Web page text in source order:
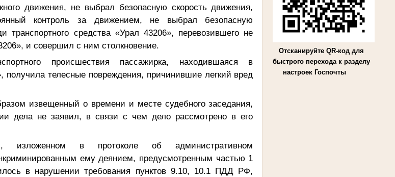
Отсканируйте QR-код для
быстрого перехода к разделу
настроек Госпочты
движения, не выбрал безопасную скорость движения,
контроль за движением, не выбрал безопасную
транспортного средства «Урал 43206», перевозившего не
и совершил с ним столкновение.
происшествия пассажирка, находившаяся в
получила телесные повреждения, причинившие легкий вред
извещенный о времени и месте судебного заседания,
дела не заявил, в связи с чем дело рассмотрено в его
изложенном в протоколе об административном
ему деянием, предусмотренным частью 1
в нарушении требования пунктов 9.10, 10.1 ПДД РФ,